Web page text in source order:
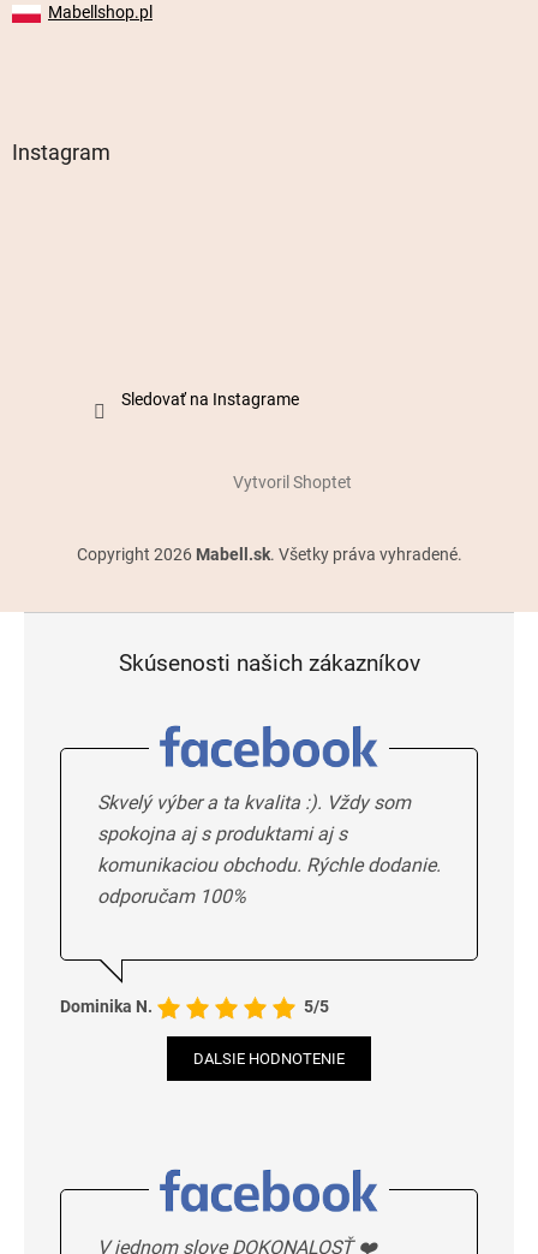
Mabellshop.pl
Instagram
Sledovať na Instagrame
Vytvoril Shoptet
Copyright 2026 Mabell.sk. Všetky práva vyhradené.
Skúsenosti našich zákazníkov
Skvelý výber a ta kvalita :). Vždy som
spokojna aj s produktami aj s
komunikaciou obchodu. Rýchle dodanie.
odporučam 100%
Dominika N. 5/5
DALSIE HODNOTENIE
V jednom slove DOKONALOSŤ ❤️